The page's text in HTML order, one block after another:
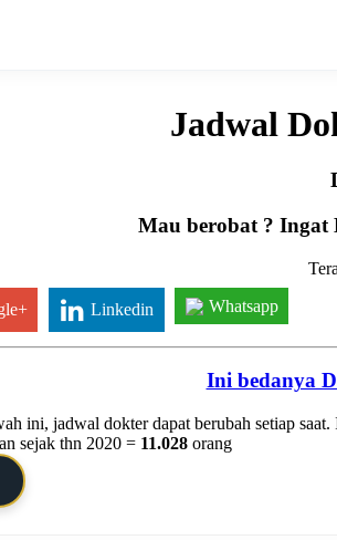
Jadwal
Mau berobat ? Ingat
Linkedin Whatsapp
Ini bedanya
ini, jadwal dokter dapat berubah setiap
sejak thn 2020 = 11.028 orang